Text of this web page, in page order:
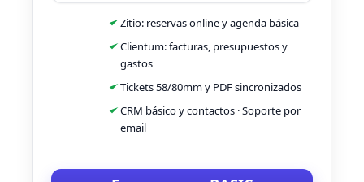
Zitio: reservas online y agenda básica
Clientum: facturas, presupuestos y
gastos
Tickets 58/80mm y PDF sincronizados
CRM básico y contactos · Soporte por
email